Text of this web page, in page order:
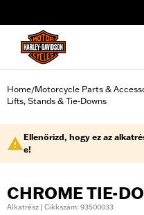
Home/Motorcycle Parts &
Lifts, Stands & Tie-Downs
Ellenőrizd, hogy ez az
e!
CHROME TIE-
Alkatrész | Cikkszám: 93500033